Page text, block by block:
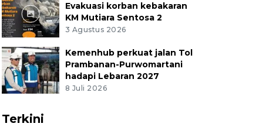
Evakuasi korban kebakaran
KM Mutiara Sentosa 2
3 Agustus 2026
Kemenhub perkuat jalan Tol
Prambanan-Purwomartani
hadapi Lebaran 2027
8 Juli 2026
Terkini